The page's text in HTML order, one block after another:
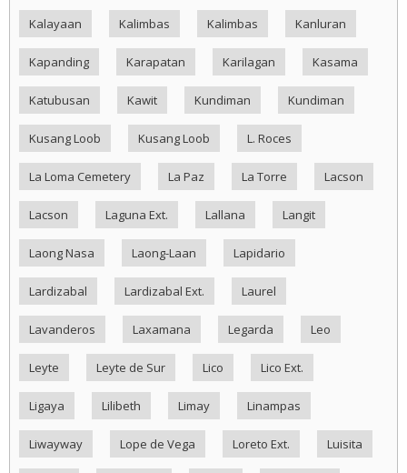
Kalayaan Kalimbas Kalimbas Kanluran
Kapanding Karapatan Karilagan Kasama
Katubusan Kawit Kundiman Kundiman
Kusang Loob Kusang Loob L. Roces
La Loma Cemetery La Paz La Torre Lacson
Lacson Laguna Ext. Lallana Langit
Laong Nasa Laong-Laan Lapidario
Lardizabal Lardizabal Ext. Laurel
Lavanderos Laxamana Legarda Leo
Leyte Leyte de Sur Lico Lico Ext.
Ligaya Lilibeth Limay Linampas
Liwayway Lope de Vega Loreto Ext. Luisita